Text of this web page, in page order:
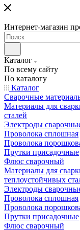
Интернет-магазин
Каталог
По всему сайту
По каталогу
Каталог
Сварочные
Материалы для
сталей
Электроды
Проволока сплошная
Проволока
Прутки присадочные
Флюс сварочный
Материалы для
теплоустойчивых
Электроды
Проволока сплошная
Проволока
Прутки присадочные
Флюс сварочный